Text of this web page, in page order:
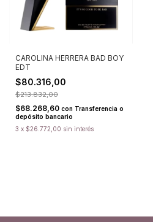
CAROLINA HERRERA BAD BOY
EDT
$80.316,00
$213.832,00
$68.268,60 con Transferencia o
depósito bancario
3 x $26.772,00 sin interés